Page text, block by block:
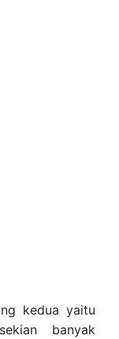
kedua yaitu
banyak